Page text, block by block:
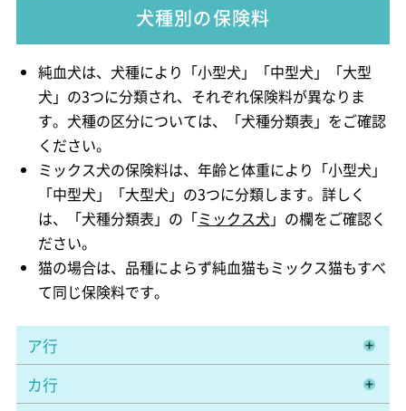
犬種別の保険料
純血犬は、犬種により「小型犬」「中型犬」「大型
犬」の3つに分類され、それぞれ保険料が異なりま
す。犬種の区分については、「犬種分類表」をご確認
ください。
ミックス犬の保険料は、年齢と体重により「小型犬」
「中型犬」「大型犬」の3つに分類します。詳しく
は、「犬種分類表」の「ミックス犬 」の欄をご確認く
ださい。
猫の場合は、品種によらず純血猫もミックス猫もすべ
て同じ保険料です。
ア行
カ行